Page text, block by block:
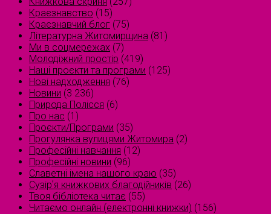
Краєзнавство (15)
Краєзнавчий блог (75)
Літературна Житомирщина (81)
Ми в соцмережах (7)
Молодіжний простір (419)
Наші проєкти та програми (125)
Нові надходження (76)
Новини (3 236)
Природа Полісся (6)
Про нас (1)
Проєкти/Програми (35)
Прогулянка вулицями Житомира (2)
Професійні навчання (12)
Професійні новини (96)
Славетні імена нашого краю (35)
Сузірʼя книжкових благодійників (26)
Твоя бібліотека читає (55)
Читаємо онлайн (електронні книжки) (156)